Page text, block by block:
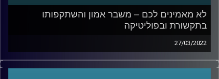
לא מאמינים לכם – משבר אמון והשתקפותו
בתקשורת ובפוליטיקה
27/03/2022
האמון בין בני אדם הוא הדבק שמאפשר את קיום מוסדות
החברה. אז מה קורה כאשר יש משבר אמון והשיח על "פייק